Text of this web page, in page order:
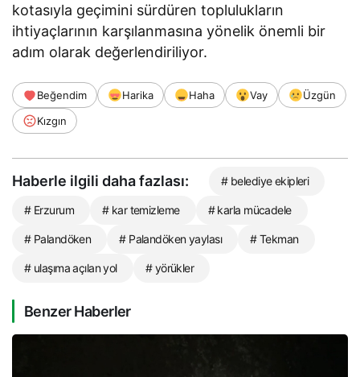
kotasıyla geçimini sürdüren toplulukların
ihtiyaçlarının karşılanmasına yönelik önemli bir
adım olarak değerlendiriliyor.
Beğendim Harika Haha Vay
Üzgün
Kızgın
Haberle ilgili daha fazlası: # belediye ekipleri
# Erzurum # kar temizleme # karla mücadele
# Palandöken # Palandöken yaylası # Tekman
# ulaşıma açılan yol # yörükler
Benzer Haberler